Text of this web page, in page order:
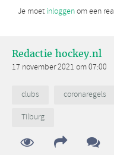
Je moet inloggenom een
Redactie hockey.nl
17 november 2021 om 07:00
clubs coronaregels
Tilburg